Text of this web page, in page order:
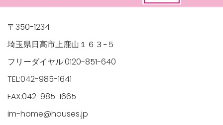
〒350-1234
埼玉県日高市上鹿山１６３−５
フリーダイヤル:0120-851-640
TEL:042-985-1641
FAX:042-985-1665
im-home@houses.jp